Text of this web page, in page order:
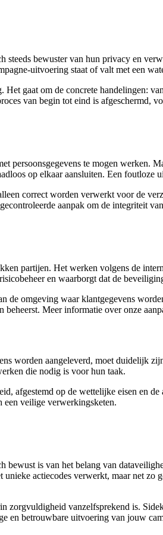
bewuster van hun privacy en
uitvoering staat of valt met een
gaat om de concrete handelingen:
van begin tot eind is afgeschermd,
persoonsgegevens te mogen werken.
op elkaar aansluiten. Een
correct worden verwerkt voor de
aanpak om de integriteit
partijen. Het werken volgens de
en waarborgt dat de
omgeving waar klantgegevens
beheerst. Meer informatie over onze
worden aangeleverd, moet duidelijk
die nodig is voor hun taak.
afgestemd op de wettelijke eisen en
een veilige verwerkingsketen.
is van het belang van
actiecodes verwerkt, maar net zo
zorgvuldigheid vanzelfsprekend is.
en betrouwbare uitvoering van jouw